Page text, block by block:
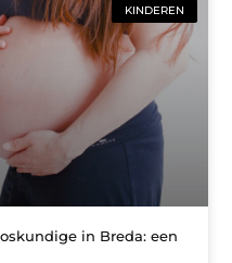
KINDEREN
in Breda: een